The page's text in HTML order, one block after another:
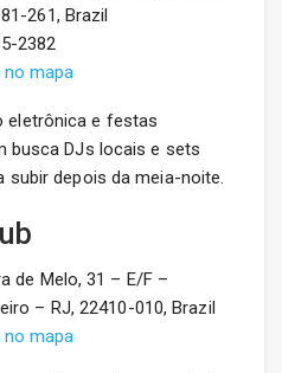
261, Brazil
2382
no mapa
eletrônica e festas
busca DJs locais e sets
subir depois da meia-noite.
de Melo, 31 – E/F –
– RJ, 22410-010, Brazil
no mapa